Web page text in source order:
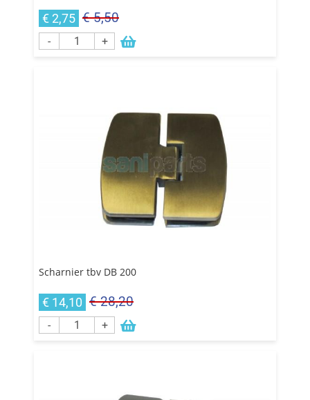
€ 2,75 € 5,50
- +
Scharnier tbv DB 200
€ 14,10 € 28,20
- +